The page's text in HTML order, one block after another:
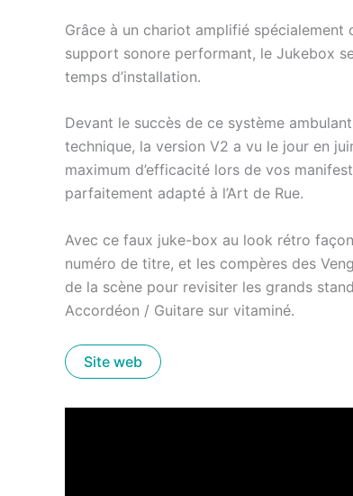
Grâce à un chariot amplifié
support sonore performant, le Jukebox
temps d’installation.
Devant le succès de ce système
technique, la version V2 a vu le jour en
maximum d’efficacité lors de vos
parfaitement adapté à l’Art de Rue.
Avec ce faux juke-box au look rétro
numéro de titre, et les compères des
de la scène pour revisiter les grands
Accordéon / Guitare sur vitaminé.
Site web